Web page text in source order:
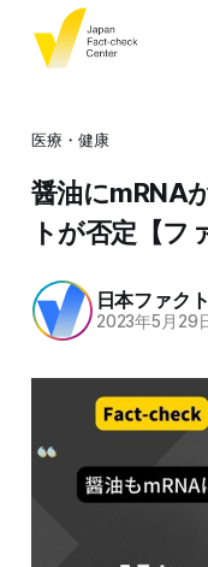
医療・健康
醤油にmRNA
トが否定【フ
日本ファク
2023年5月29